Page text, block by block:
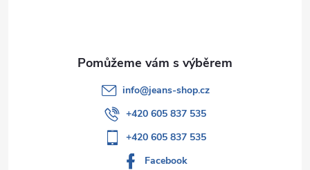
info@jeans-shop.cz
+420 605 837 535
+420 605 837 535
Facebook